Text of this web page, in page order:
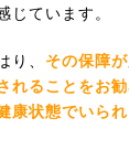
じています。
り、 その保障
れることをお
康状態でいら